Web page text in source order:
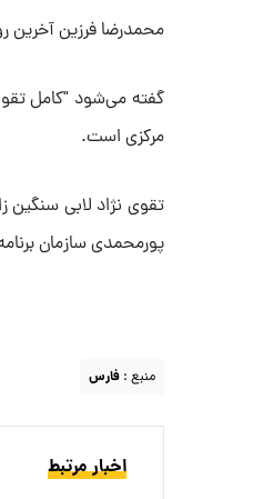
محمدرضا فرزین آخرین
گفته می‌شود "کامل
مرکزی است‌.
تقوی نژاد لابی
پورمحمدی سازمان
منبع : فارس
اخبار مرتبط